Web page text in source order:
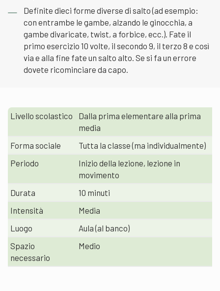
Definite dieci forme diverse di salto (ad esempio:
con entrambe le gambe, alzando le ginocchia, a
gambe divaricate, twist, a forbice, ecc.). Fate il
primo esercizio 10 volte, il secondo 9, il terzo 8 e così
via e alla fine fate un salto alto. Se si fa un errore
dovete ricominciare da capo.
Livello scolastico
Dalla prima elementare alla prima
media
Forma sociale
Tutta la classe (ma individualmente)
Periodo
Inizio della lezione, lezione in
movimento
Durata
10 minuti
Intensità
Media
Luogo
Aula (al banco)
Spazio
necessario
Medio